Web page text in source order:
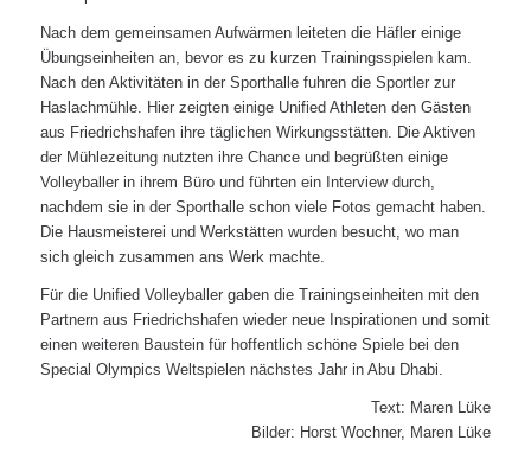
Nach dem gemeinsamen Aufwärmen leiteten die Häfler einige
Übungseinheiten an, bevor es zu kurzen Trainingsspielen kam.
Nach den Aktivitäten in der Sporthalle fuhren die Sportler zur
Haslachmühle. Hier zeigten einige Unified Athleten den Gästen
aus Friedrichshafen ihre täglichen Wirkungsstätten. Die Aktiven
der Mühlezeitung nutzten ihre Chance und begrüßten einige
Volleyballer in ihrem Büro und führten ein Interview durch,
nachdem sie in der Sporthalle schon viele Fotos gemacht haben.
Die Hausmeisterei und Werkstätten wurden besucht, wo man
sich gleich zusammen ans Werk machte.
Für die Unified Volleyballer gaben die Trainingseinheiten mit den
Partnern aus Friedrichshafen wieder neue Inspirationen und somit
einen weiteren Baustein für hoffentlich schöne Spiele bei den
Special Olympics Weltspielen nächstes Jahr in Abu Dhabi.
Text: Maren Lüke
Bilder: Horst Wochner, Maren Lüke